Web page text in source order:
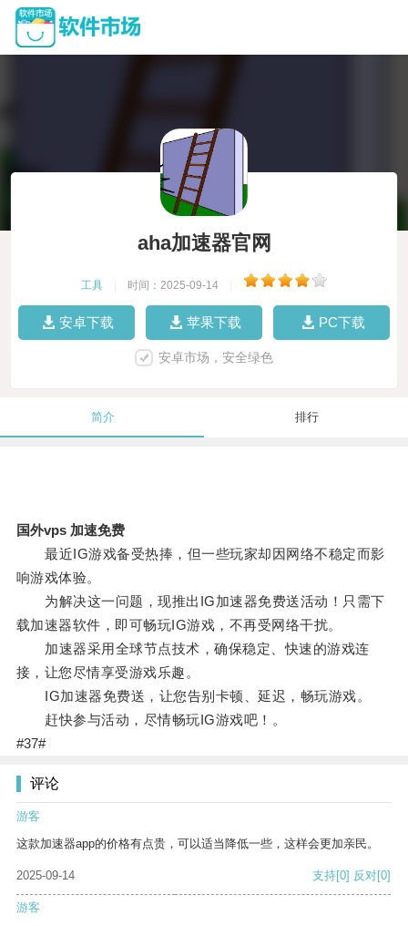
aha加速器官网
工具 时间：2025-09-14
安卓下载 苹果下载 PC下载
安卓市场，安全绿色
简介 排行
国外vps 加速免费
最近IG游戏备受热捧，但一些玩家却因网络不稳定而影
响游戏体验。
为解决这一问题，现推出IG加速器免费送活动！只需下
载加速器软件，即可畅玩IG游戏，不再受网络干扰。
加速器采用全球节点技术，确保稳定、快速的游戏连
接，让您尽情享受游戏乐趣。
IG加速器免费送，让您告别卡顿、延迟，畅玩游戏。
赶快参与活动，尽情畅玩IG游戏吧！。
#37#
评论
游客
这款加速器app的价格有点贵，可以适当降低一些，这样会更加亲民。
2025-09-14 支持[0] 反对[0]
游客